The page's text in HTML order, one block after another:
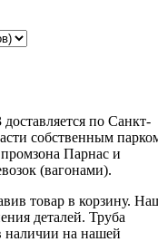
по Санкт-
собственным
Парнас и
(вагонами).
товар в корзину.
деталей. Труба
наличии на нашей